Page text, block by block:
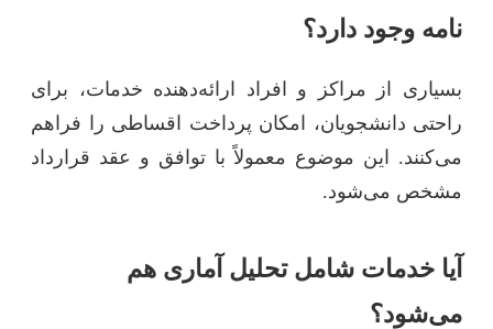
نامه وجود دارد؟
بسیاری از مراکز و افراد ارائه‌دهنده خدمات، برای
راحتی دانشجویان، امکان پرداخت اقساطی را فراهم
می‌کنند. این موضوع معمولاً با توافق و عقد قرارداد
مشخص می‌شود.
آیا خدمات شامل تحلیل آماری هم
می‌شود؟